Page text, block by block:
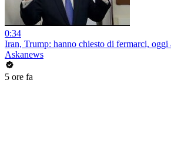
0:34
Iran, Trump: hanno chiesto di fermarci, oggi
Askanews
5 ore fa